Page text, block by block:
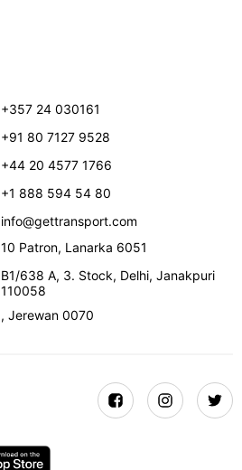
+357 24 030161
+91 80 7127 9528
+44 20 4577 1766
+1 888 594 54 80
info@gettransport.com
10 Patron, Lanarka 6051
B1/638 A, 3. Stock, Delhi,Janakpuri
110058
,Jerewan 0070